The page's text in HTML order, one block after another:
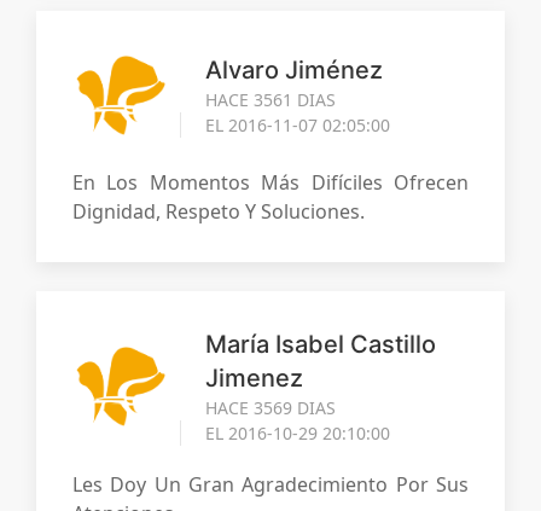
Alvaro Jiménez
HACE 3561 DIAS
EL 2016-11-07 02:05:00
En Los Momentos Más Difí­ciles Ofrecen
Dignidad, Respeto Y Soluciones.
María Isabel Castillo
Jimenez
HACE 3569 DIAS
EL 2016-10-29 20:10:00
Les Doy Un Gran Agradecimiento Por Sus